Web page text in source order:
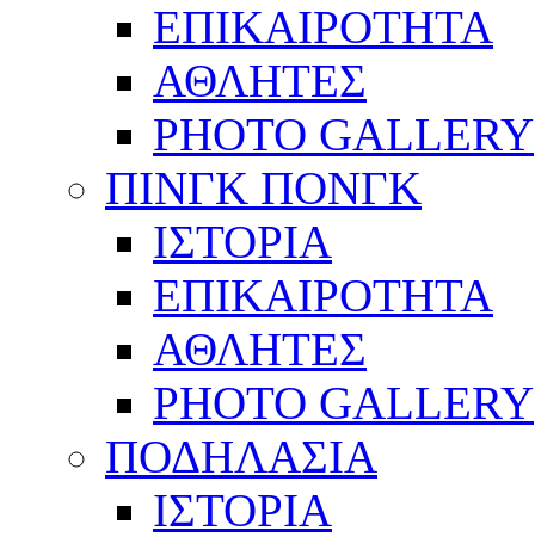
ΕΠΙΚΑΙΡΟΤΗΤΑ
ΑΘΛΗΤΕΣ
PHOTO GALLERY
ΠΙΝΓΚ ΠΟΝΓΚ
ΙΣΤΟΡΙΑ
ΕΠΙΚΑΙΡΟΤΗΤΑ
ΑΘΛΗΤΕΣ
PHOTO GALLERY
ΠΟΔΗΛΑΣΙΑ
ΙΣΤΟΡΙΑ